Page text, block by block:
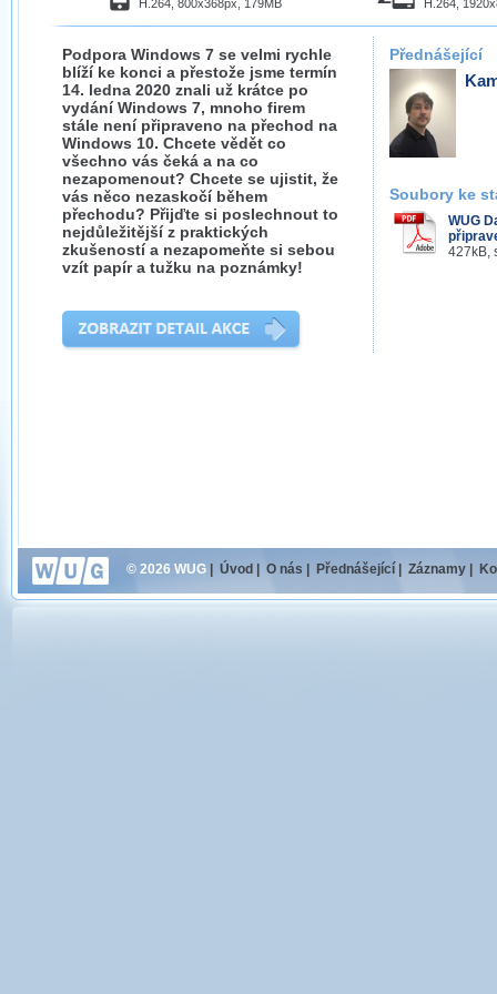
H.264, 800x368px, 179MB H.264,
Podpora Windows 7 se velmi rychle
blíží ke konci a přestože jsme termín
14. ledna 2020 znali už krátce po
vydání Windows 7, mnoho firem
stále není připraveno na přechod na
Windows 10. Chcete vědět co
všechno vás čeká a na co
nezapomenout? Chcete se ujistit, že
vás něco nezaskočí během
přechodu? Přijďte si poslechnout to
nejdůležitější z praktických
zkušeností a nezapomeňte si sebou
vzít papír a tužku na poznámky!
Přednášející
Soubory ke
WUG
427kB,
© 2026 WUG Úvod O nás Přednášející Záznamy